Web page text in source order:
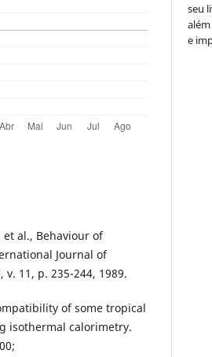
et al., Behaviour of
Journal of
11, p. 235-244, 1989.
of some tropical
isothermal calorimetry.
seu
e